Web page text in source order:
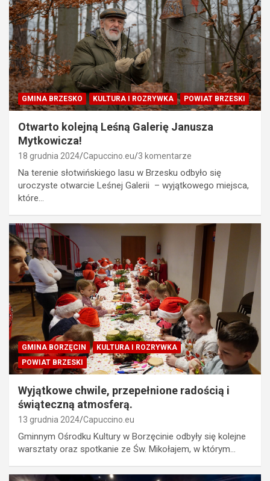
GMINA BRZESKO KULTURA I ROZRYWKA POWIAT BRZESKI
Otwarto kolejną Leśną Galerię Janusza
Mytkowicza!
18 grudnia 2024 Capuccino.eu 3 komentarze
Na terenie słotwińskiego lasu w Brzesku odbyło się
uroczyste otwarcie Leśnej Galerii – wyjątkowego miejsca,
które…
GMINA BORZĘCIN
KULTURA I ROZRYWKA
POWIAT BRZESKI
Wyjątkowe chwile, przepełnione radością i
świąteczną atmosferą.
13 grudnia 2024 Capuccino.eu
Gminnym Ośrodku Kultury w Borzęcinie odbyły się kolejne
warsztaty oraz spotkanie ze Św. Mikołajem, w którym…